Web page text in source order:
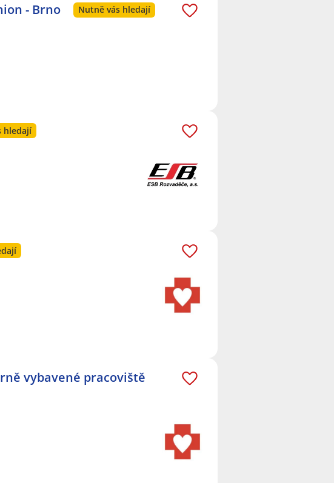
- Brno Nutně vás hledají
hledají
vybavené pracoviště